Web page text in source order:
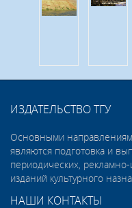
ИЗДАТЕЛЬСТВО ТГУ
Основными
являются подготовка и
периодических,
изданий культурного
НАШИ КОНТАКТЫ